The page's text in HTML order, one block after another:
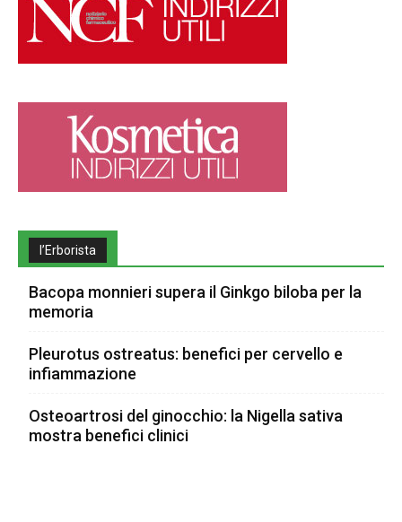
l’Erborista
Bacopa monnieri supera il Ginkgo biloba per la
memoria
Pleurotus ostreatus: benefici per cervello e
infiammazione
Osteoartrosi del ginocchio: la Nigella sativa
mostra benefici clinici